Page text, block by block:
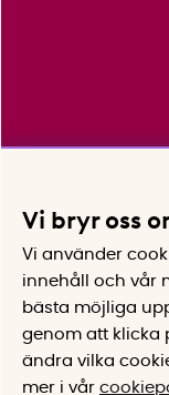
Vi bryr oss
Vi använder
innehåll och vår
bästa möjliga
genom att klicka
ändra vilka
mer i vår